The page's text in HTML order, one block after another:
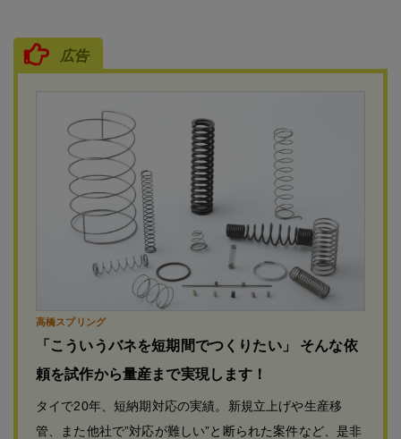
広告
高橋スプリング
「こういうバネを短期間でつくりたい」 そんな依
頼を試作から量産まで実現します！
タイで20年、短納期対応の実績。新規立上げや生産移
管、また他社で”対応が難しい”と断られた案件など、是非